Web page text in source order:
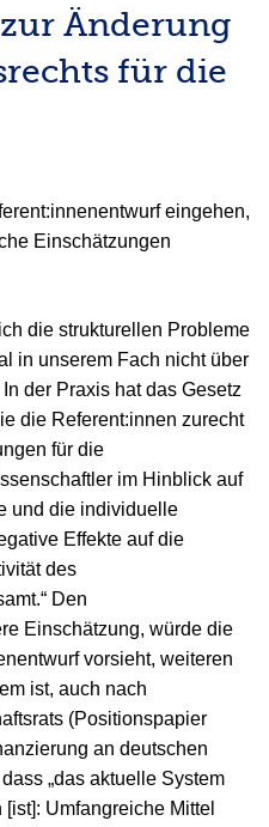
zur Änderung
für die
eingehen,
Einschätzungen
die strukturellen Probleme
in unserem Fach nicht über
der Praxis hat das Gesetz
die Referent:innen zurecht
für die
im Hinblick auf
und die individuelle
Effekte auf die
des
Den
Einschätzung, würde die
vorsieht, weiteren
ist, auch nach
(Positionspapier
an deutschen
„das aktuelle System
Umfangreiche Mittel